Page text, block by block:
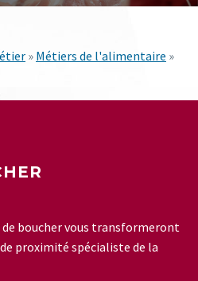
» Métiers de l'alimentaire »
boucher vous transformeront
proximité spécialiste de la